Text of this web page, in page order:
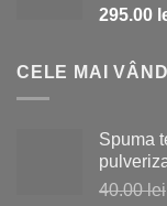
295.00
CELE MAI
Spuma
40.00lei